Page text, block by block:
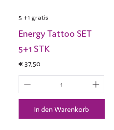
5 +1 gratis
Energy Tattoo SET
5+1 STK
Preis
€ 37,50
In den Warenkorb